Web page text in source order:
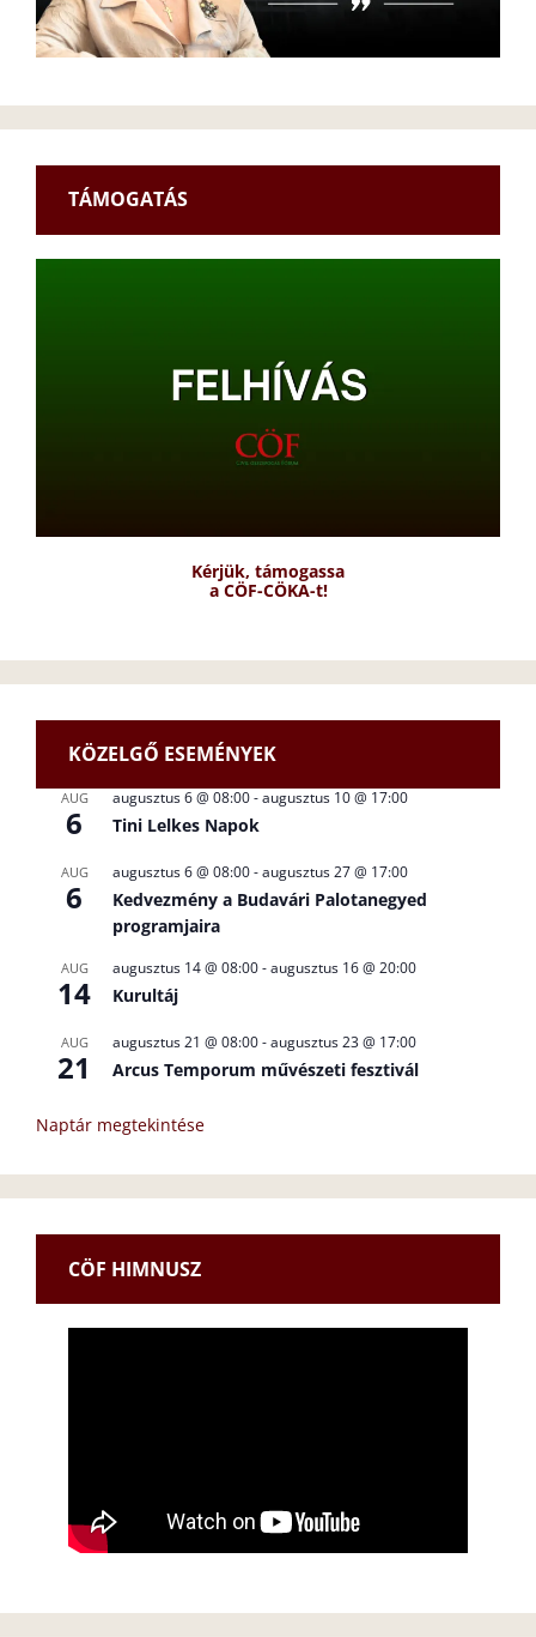
TÁMOGATÁS
Kérjük, támogassa
a CÖF-CÖKA-t!
KÖZELGŐ ESEMÉNYEK
AUG
6
augusztus 6 @ 08:00-augusztus 10 @ 17:00
Tini Lelkes Napok
AUG
6
augusztus 6 @ 08:00-augusztus 27 @ 17:00
Kedvezmény a Budavári Palotanegyed
programjaira
AUG
14
augusztus 14 @ 08:00-augusztus 16 @ 20:00
Kurultáj
AUG
21
augusztus 21 @ 08:00-augusztus 23 @ 17:00
Arcus Temporum művészeti fesztivál
Naptár megtekintése
CÖF HIMNUSZ